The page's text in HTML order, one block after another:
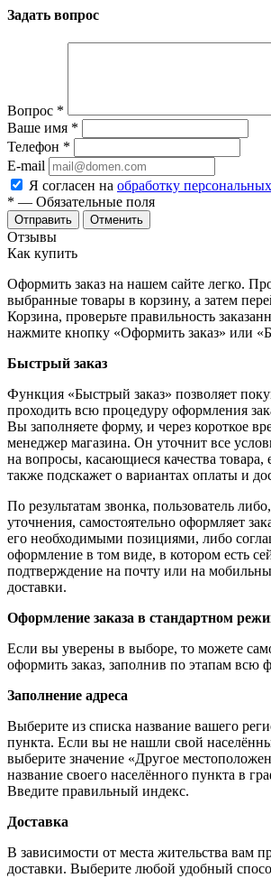
Задать вопрос
Вопрос *
Ваше имя *
Телефон *
E-mail
Я согласен на обработку
* — Обязательные поля
Отменить
Отзывы
Как купить
Оформить заказ на нашем сайте легко.
выбранные товары в корзину, а затем
Корзина, проверьте правильность
нажмите кнопку «Оформить заказ» или
Быстрый заказ
Функция «Быстрый заказ» позволяет
проходить всю процедуру оформления
Вы заполняете форму, и через короткое
менеджер магазина. Он уточнит все
на вопросы, касающиеся качества товара,
также подскажет о вариантах оплаты и
По результатам звонка, пользователь
уточнения, самостоятельно оформляет
его необходимыми позициями, либо
оформление в том виде, в котором есть
подтверждение на почту или на
доставки.
Оформление заказа в стандартном
Если вы уверены в выборе, то можете
оформить заказ, заполнив по этапам всю
Заполнение адреса
Выберите из списка название вашего
пункта. Если вы не нашли свой
выберите значение «Другое
название своего населённого пункта в
Введите правильный индекс.
Доставка
В зависимости от места жительства вам
доставки. Выберите любой удобный